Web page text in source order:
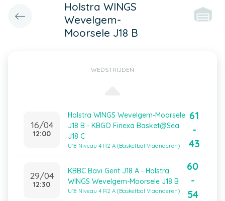
Holstra WINGS
Wevelgem-
Moorsele J18 B
WEDSTRIJDEN
16/04
12:00
Holstra WINGS Wevelgem-Moorsele
J18 B - KBGO Finexa Basket@Sea
J18 C
U18 Niveau 4 R2 A (Basketbal Vlaanderen)
61
-
43
29/04
12:30
KBBC Bavi Gent J18 A - Holstra
WINGS Wevelgem-Moorsele J18 B
U18 Niveau 4 R2 A (Basketbal Vlaanderen)
60
-
54